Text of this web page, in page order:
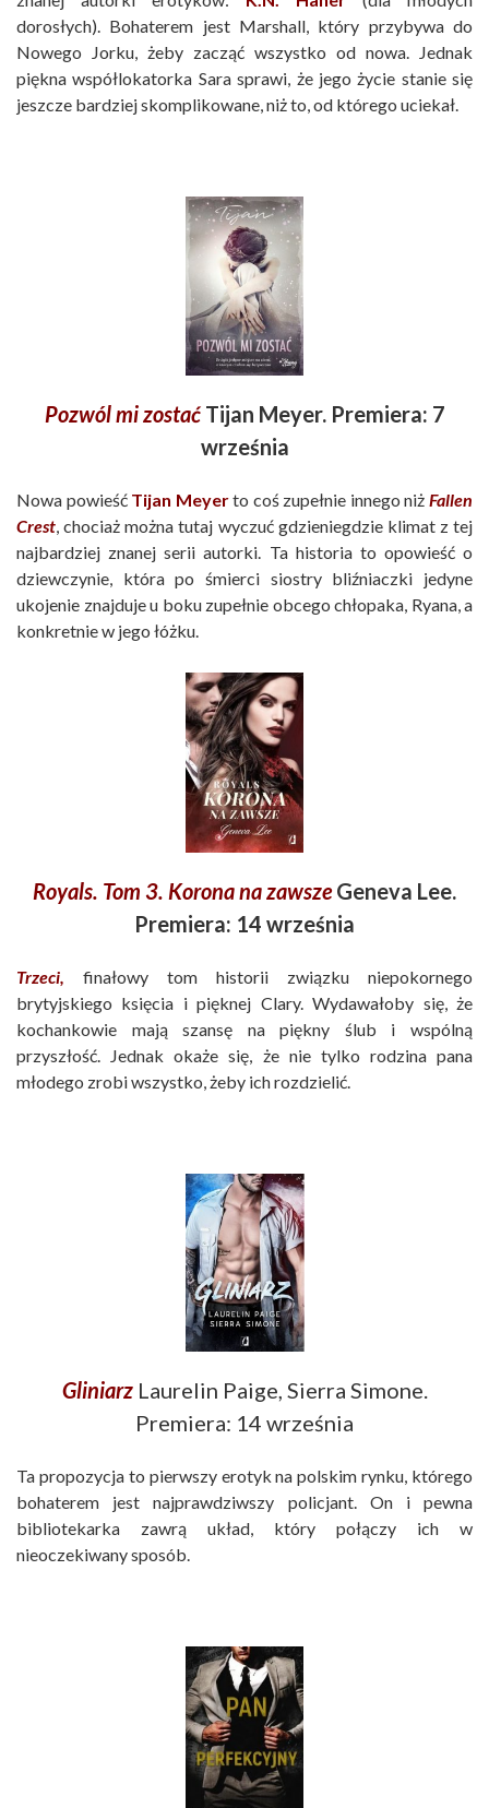
dorosłych). Bohaterem jest Marshall, który przybywa do
Nowego Jorku, żeby zacząć wszystko od nowa. Jednak
piękna współlokatorka Sara sprawi, że jego życie stanie się
jeszcze bardziej skomplikowane, niż to, od którego uciekał.
Pozwól mi zostać Tijan Meyer. Premiera: 7
września
Nowa powieść Tijan Meyerto coś zupełnie innego niżFallen
Crest, chociaż można tutaj wyczuć gdzieniegdzie klimat z tej
najbardziej znanej serii autorki. Ta historia to opowieść o
dziewczynie, która po śmierci siostry bliźniaczki jedyne
ukojenie znajduje u boku zupełnie obcego chłopaka, Ryana, a
konkretnie w jego łóżku.
Royals. Tom 3. Korona na zawszeGeneva Lee.
Premiera: 14 września
Trzeci,
finałowy tom historii związku niepokornego
brytyjskiego księcia i pięknej Clary. Wydawałoby się, że
kochankowie mają szansę na piękny ślub i wspólną
przyszłość. Jednak okaże się, że nie tylko rodzina pana
młodego zrobi wszystko, żeby ich rozdzielić.
GliniarzLaurelin Paige, Sierra Simone.
Premiera: 14 września
Ta propozycja to pierwszy erotyk na polskim rynku, którego
bohaterem jest najprawdziwszy policjant. On i pewna
bibliotekarka zawrą układ, który połączy ich w
nieoczekiwany sposób.